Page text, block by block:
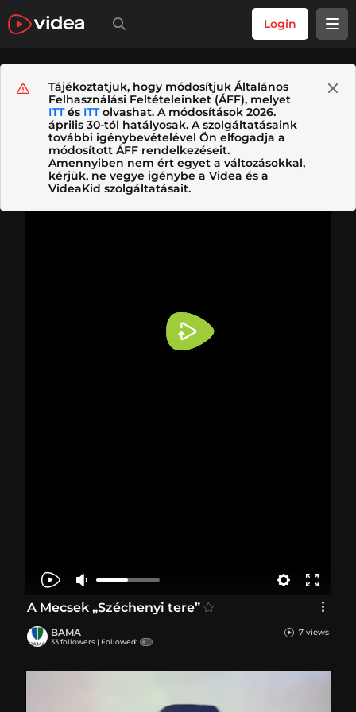
Login
Tájékoztatjuk, hogy módosítjuk Általános
Felhasználási Feltételeinket (ÁFF), melyet
ITTés ITTolvashat. A módosítások 2026.
április 30-tól hatályosak. A szolgáltatásaink
további igénybevételével Ön elfogadja a
módosított ÁFF rendelkezéseit.
Amennyiben nem ért egyet a változásokkal,
kérjük, ne vegye igénybe a Videa és a
VideaKid szolgáltatásait.
A Mecsek „Széchenyi tere”
BAMA
33 followers | Followed:
7 views